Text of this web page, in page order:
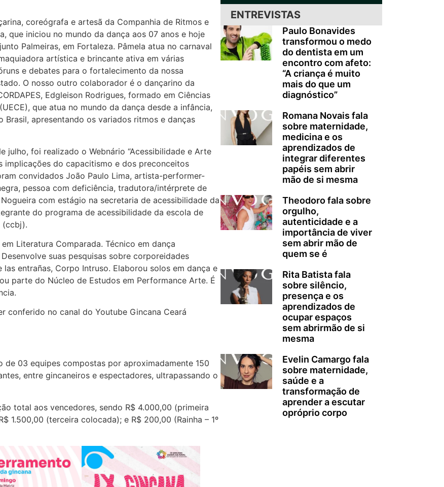
coreógrafa e artesã da Companhia de Ritmos e
que iniciou no mundo da dança aos 07 anos e hoje
Palmeiras, em Fortaleza. Pâmela atua no carnaval
artística e brincante ativa em várias
e debates para o fortalecimento da nossa
O nosso outro colaborador é o dançarino da
Edgleison Rodrigues, formado em Ciências
que atua no mundo da dança desde a infância,
apresentando os variados ritmos e danças
julho, foi realizado o Webnário “Acessibilidade e Arte
implicações do capacitismo e dos preconceitos
convidados João Paulo Lima, artista-performer-
pessoa com deficiência, tradutora/intérprete de
com estágio na secretaria de acessibilidade da
do programa de acessibilidade da escola de
(ccbj).
Literatura Comparada. Técnico em dança
suas pesquisas sobre corporeidades
entrañas, Corpo Intruso. Elaborou solos em dança e
parte do Núcleo de Estudos em Performance Arte. É
conferido no canal do Youtube Gincana Ceará
03 equipes compostas por aproximadamente 150
entre gincaneiros e espectadores, ultrapassando o
total aos vencedores, sendo R$ 4.000,00 (primeira
1.500,00 (terceira colocada); e R$ 200,00 (Rainha – 1º
ENTREVISTAS
Paulo Bonavides
transformou o medo
do dentista em um
encontro com afeto:
“A criança é muito
mais do que um
diagnóstico”
Romana Novais fala
sobre maternidade,
medicina e os
aprendizados de
integrar diferentes
papéis sem abrir
mão de si mesma
Theodoro fala sobre
orgulho,
autenticidade e a
importância de viver
sem abrir mão de
quem se é
Rita Batista fala
sobre silêncio,
presença e os
aprendizados de
ocupar espaços
sem abrirmão de si
mesma
Evelin Camargo fala
sobre maternidade,
saúde e a
transformação de
aprender a escutar
opróprio corpo